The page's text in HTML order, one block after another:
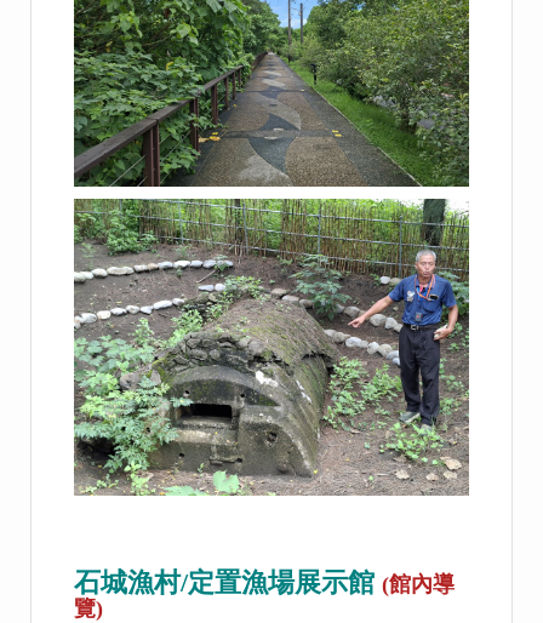
石城漁村/定置漁場展示館 (館內導
覽)